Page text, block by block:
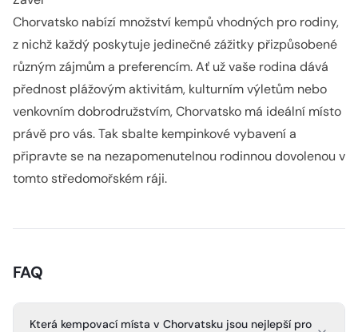
Chorvatsko nabízí množství kempů vhodných pro rodiny,
z nichž každý poskytuje jedinečné zážitky přizpůsobené
různým zájmům a preferencím. Ať už vaše rodina dává
přednost plážovým aktivitám, kulturním výletům nebo
venkovním dobrodružstvím, Chorvatsko má ideální místo
právě pro vás. Tak sbalte kempinkové vybavení a
připravte se na nezapomenutelnou rodinnou dovolenou v
tomto středomořském ráji.
FAQ
Která kempovací místa v Chorvatsku jsou nejlepší pro